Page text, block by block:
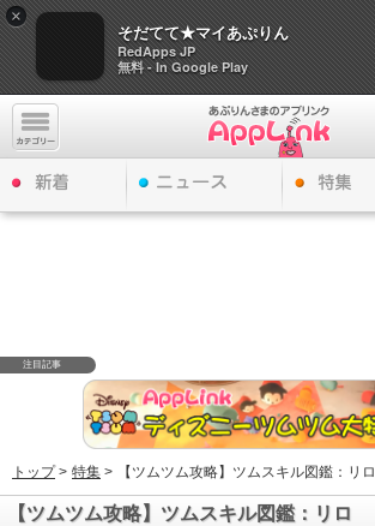
×
そだてて★マイあぷりん
RedApps JP
無料 - In Google Play
注目記事
トップ> 特集 > 【ツムツム攻略】ツムスキル図鑑：リロ
【ツムツム攻略】ツムスキル図鑑：リロ